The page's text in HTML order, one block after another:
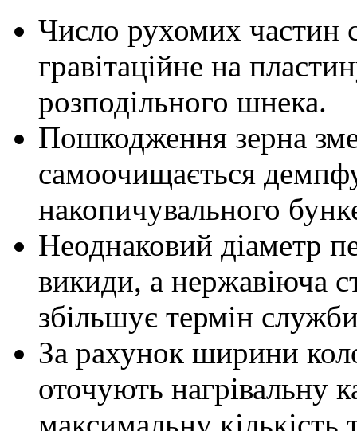
Число рухомих частин
гравітаційне на
розподільного шнека.
Пошкодження зерна
самоочищається
накопичувального
Неоднаковий діаметр
викиди, а нержавіюча
збільшує термін
За рахунок ширини
оточують нагрівальну